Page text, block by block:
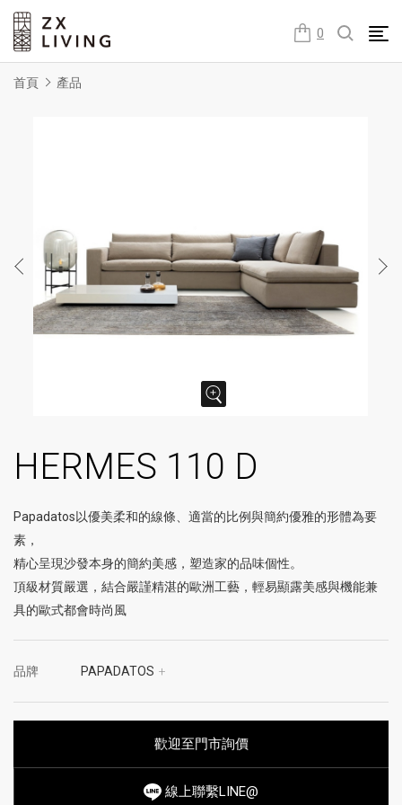
0
朕璽國際ZX LIVING官方網站
首頁 產品
HERMES 110 D
Papadatos以優美柔和的線條、適當的比例與簡約優雅的形體為要
素，
精心呈現沙發本身的簡約美感，塑造家的品味個性。
頂級材質嚴選，結合嚴謹精湛的歐洲工藝，輕易顯露美感與機能兼
具的歐式都會時尚風
品牌 PAPADATOS +
歡迎至門市詢價
線上聯繫LINE@